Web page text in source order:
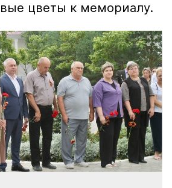
цветы к мемориалу.